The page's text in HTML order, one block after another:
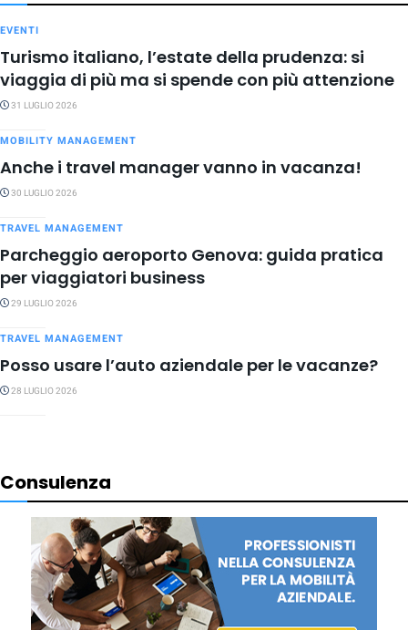
EVENTI
Turismo italiano, l’estate della prudenza: si
viaggia di più ma si spende con più attenzione
31 LUGLIO 2026
MOBILITY MANAGEMENT
Anche i travel manager vanno in vacanza!
30 LUGLIO 2026
TRAVEL MANAGEMENT
Parcheggio aeroporto Genova: guida pratica
per viaggiatori business
29 LUGLIO 2026
TRAVEL MANAGEMENT
Posso usare l’auto aziendale per le vacanze?
28 LUGLIO 2026
Consulenza